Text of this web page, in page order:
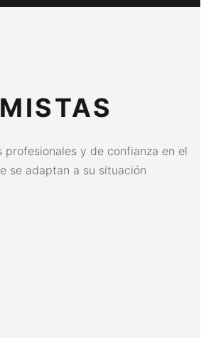
profesionales y de confianza en el
se adaptan a su situación